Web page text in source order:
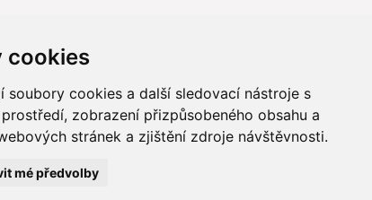
cookies
cookies a další sledovací nástroje s
zobrazení přizpůsobeného obsahu a
stránek a zjištění zdroje návštěvnosti.
mé předvolby
případě technického výpadku pak nejpozději do 48